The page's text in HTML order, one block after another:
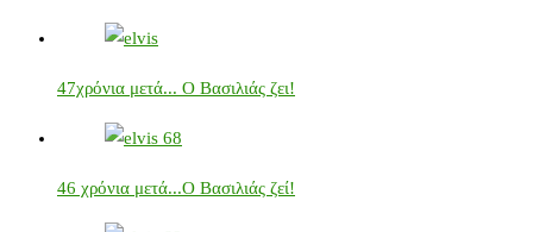
47χρόνια μετά... Ο Βασιλιάς ζει!
46 χρόνια μετά...Ο Βασιλιάς ζεί!